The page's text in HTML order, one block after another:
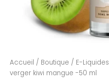
Accueil / Boutique / E-Liquides
verger kiwi mangue -50 ml